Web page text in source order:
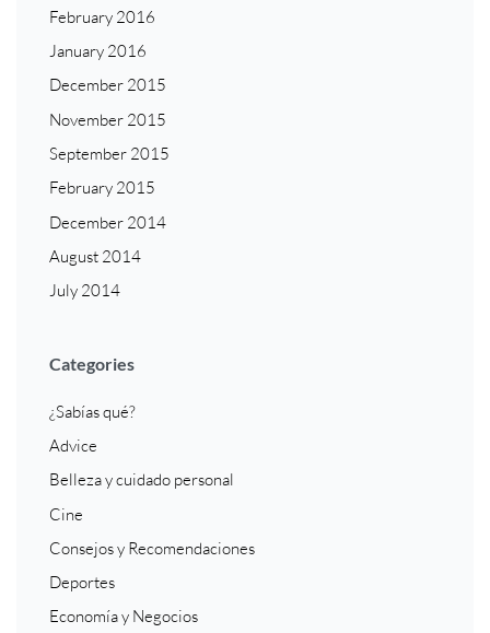
February 2016
January 2016
December 2015
November 2015
September 2015
February 2015
December 2014
August 2014
July 2014
Categories
¿Sabías qué?
Advice
Belleza y cuidado personal
Cine
Consejos y Recomendaciones
Deportes
Economía y Negocios